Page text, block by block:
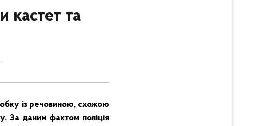
кастет та
із речовиною, схожою
За даним фактом поліція